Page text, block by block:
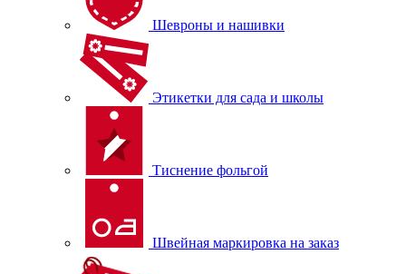
Шевроны и нашивки
Этикетки для сада и школы
Тиснение фольгой
Швейная маркировка на заказ